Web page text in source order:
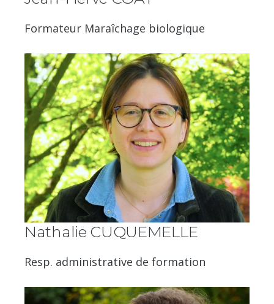
Formateur Maraîchage biologique
Nathalie CUQUEMELLE
Resp. administrative de formation